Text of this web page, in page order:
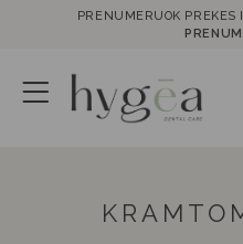
PRENUMERUOK PREKES